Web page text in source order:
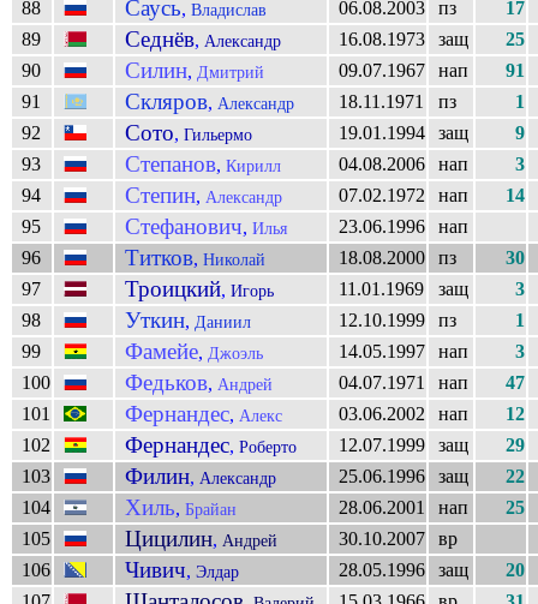
88 Саусь, Владислав 06.08.2003 пз
17
89
Седнёв, Александр 16.08.1973 защ
25
90
Силин, Дмитрий 09.07.1967 нап
91
91
Скляров, Александр 18.11.1971 пз
1
92
Сото, Гильермо 19.01.1994 защ
9
93
Степанов, Кирилл 04.08.2006 нап
3
94
Степин, Александр 07.02.1972 нап
14
95
Стефанович, Илья 23.06.1996
нап
96
Титков, Николай 18.08.2000 пз
30
97
Троицкий, Игорь 11.01.1969 защ
3
98
Уткин, Даниил 12.10.1999 пз
1
99
Фамейе, Джоэль 14.05.1997 нап
3
100
Федьков, Андрей 04.07.1971 нап
47
101
Фернандес, Алекс 03.06.2002 нап
12
102
Фернандес, Роберто 12.07.1999 защ
29
103
Филин, Александр 25.06.1996 защ
22
104
Хиль, Брайан 28.06.2001 нап
25
105
Цицилин, Андрей 30.10.2007
вр
106
Чивич, Элдар 28.05.1996 защ
20